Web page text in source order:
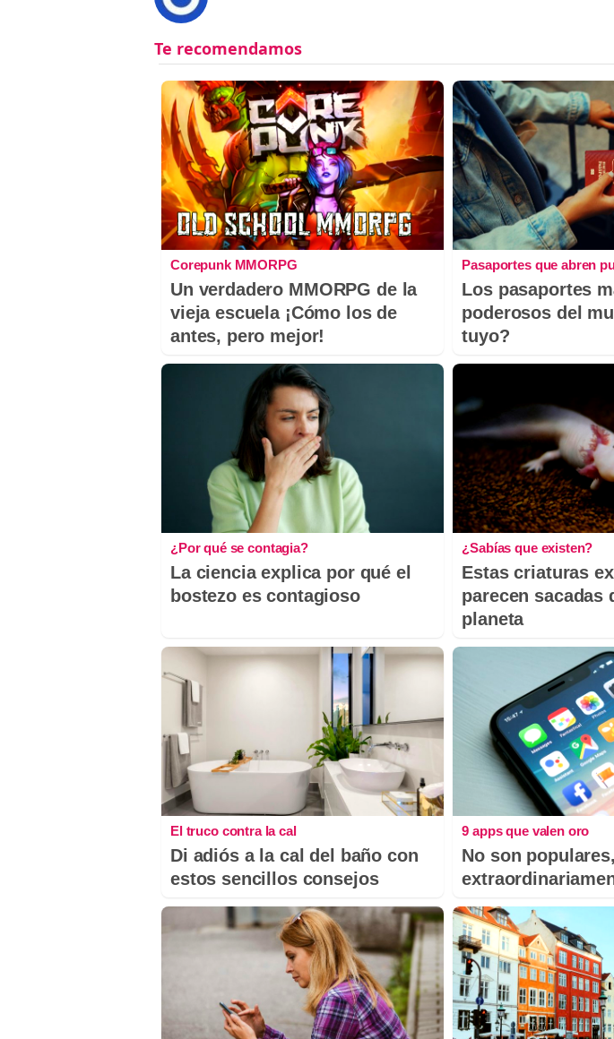
Corepunk MMORPG
Un verdadero MMORPG de la
vieja escuela ¡Cómo los de
antes, pero mejor!
Pasaportes que abren
Los pasaportes
poderosos del
tuyo?
¿Por qué se contagia?
La ciencia explica por qué el
bostezo es contagioso
¿Sabías que existen?
Estas criaturas
parecen sacadas
planeta
El truco contra la cal
Di adiós a la cal del baño con
estos sencillos consejos
9 apps que valen oro
No son